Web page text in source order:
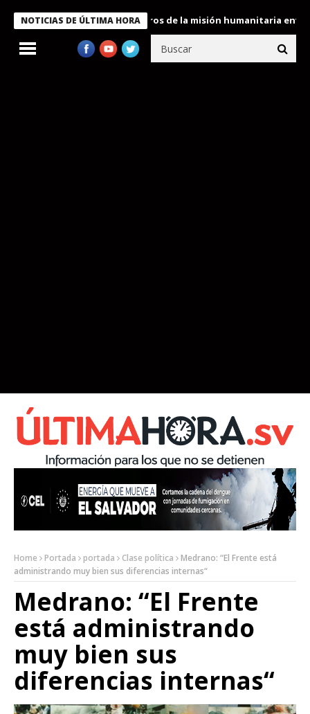
NOTICIAS DE ÚLTIMA HORA
condecora a miembros de la misión humanitaria enviada a
Home Portada portada Clase política
Medrano: “El Frente está
administrando muy bien sus diferencias internas“
Medrano: “El Frente
está administrando
muy bien sus
diferencias internas“